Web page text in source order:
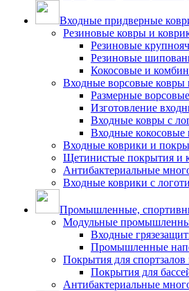
Входные придверные
Резиновые ковры и
Резиновые
Резиновые
Кокосовые и
Входные ворсовые ковры
Размерные
Изготовление
Входные ковры с
Входные
Входные коврики и
Щетинистые покрытия и
Антибактериальные
Входные коврики с
Промышленные,
Модульные
Входные
Промышленные
Покрытия для спортзалов
Покрытия для
Антибактериальные